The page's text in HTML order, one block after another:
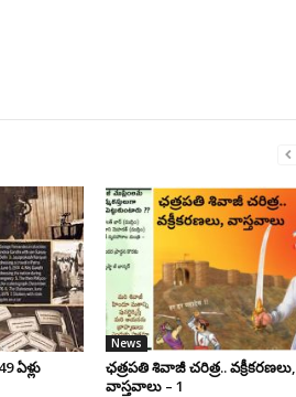
ఏళ్లు
News
ఛ‌త్ర‌ప‌తి శివాజీ చరిత్ర‌.. వ‌క్రీక‌ర‌ణ‌లు,
వాస్త‌వాలు – 1